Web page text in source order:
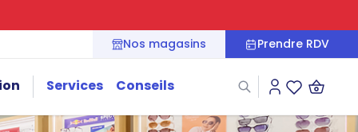
Nos magasins Prendre RDV
Services Conseils
Connexion